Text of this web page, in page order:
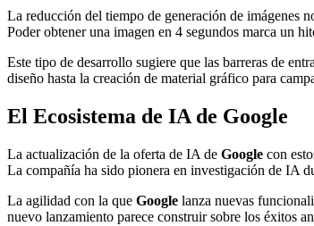
La reducción del tiempo de generación de imágenes
Poder obtener una imagen en 4 segundos marca un
Este tipo de desarrollo sugiere que las barreras de
diseño hasta la creación de material gráfico para
El Ecosistema de IA de Google
La actualización de la oferta de IA de Google con
La compañía ha sido pionera en investigación de IA
La agilidad con la que Google lanza nuevas
nuevo lanzamiento parece construir sobre los éxitos